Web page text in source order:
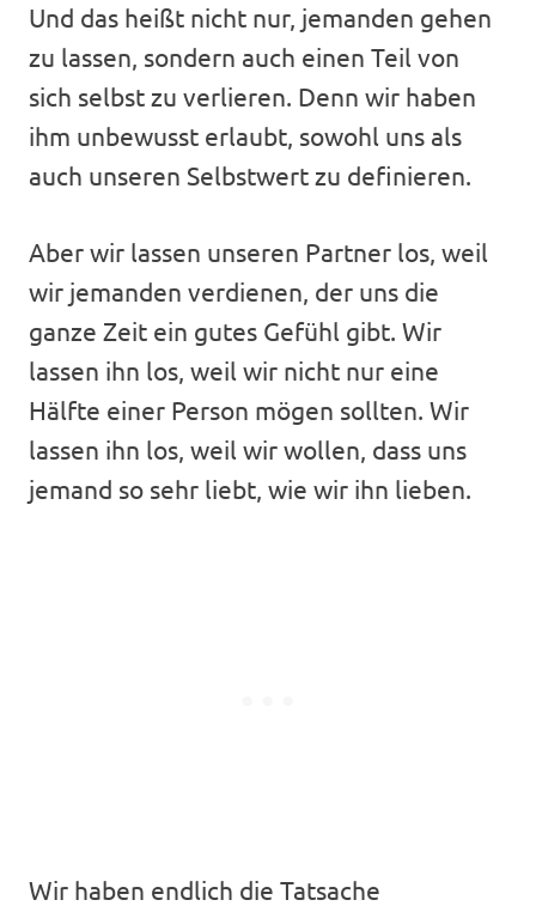
Und das heißt nicht nur, jemanden gehen
zu lassen, sondern auch einen Teil von
sich selbst zu verlieren. Denn wir haben
ihm unbewusst erlaubt, sowohl uns als
auch unseren Selbstwert zu definieren.
Aber wir lassen unseren Partner los, weil
wir jemanden verdienen, der uns die
ganze Zeit ein gutes Gefühl gibt. Wir
lassen ihn los, weil wir nicht nur eine
Hälfte einer Person mögen sollten. Wir
lassen ihn los, weil wir wollen, dass uns
jemand so sehr liebt, wie wir ihn lieben.
Wir haben endlich die Tatsache